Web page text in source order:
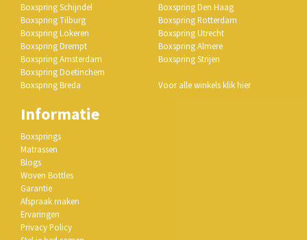
Boxspring Schijndel
Boxspring Tilburg
Boxspring Lokeren
Boxspring Drempt
Boxspring Amsterdam
Boxspring Doetinchem
Boxspring Breda
Boxspring Den Haag
Boxspring Rotterdam
Boxspring Utrecht
Boxspring Almere
Boxspring Strijen
Voor alle winkels klik hier
Informatie
Boxsprings
Matrassen
Blogs
Woven Bottles
Garantie
Afspraak maken
Ervaringen
Privacy Policy